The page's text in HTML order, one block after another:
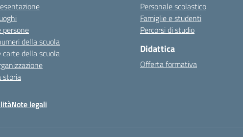
persone
della scuola
carte della scuola
storia
Personale scolastico
Famiglie e studenti
Percorsi di studio
Didattica
Offerta formativa
Note legali